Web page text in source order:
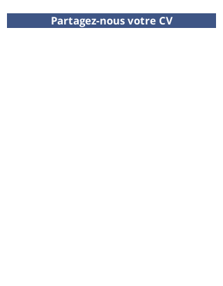
Partagez-nous votre CV